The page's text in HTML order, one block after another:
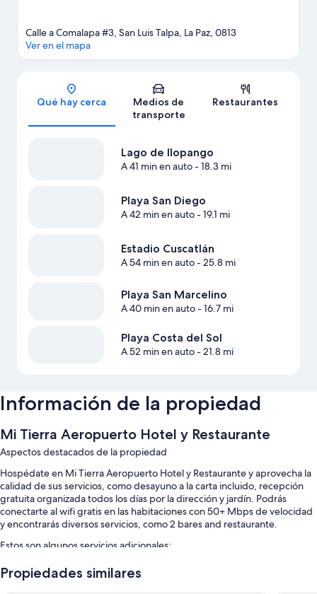
Sección del mapa
Calle a Comalapa #3, San Luis Talpa, La Paz, 0813
Ver en el mapa
Qué hay cerca
Medios de
transporte
Restaurantes
Lago de Ilopango
A 41 min en auto- 18.3 mi
Playa San Diego
A 42 min en auto- 19.1 mi
Estadio Cuscatlán
A 54 min en auto- 25.8 mi
Playa San Marcelino
A 40 min en auto- 16.7 mi
Playa Costa del Sol
A 52 min en auto- 21.8 mi
Información de la propiedad
Mi Tierra Aeropuerto Hotel y Restaurante
Aspectos destacados de la propiedad
Hospédate en Mi Tierra Aeropuerto Hotel y Restaurante y aprovecha la
calidad de sus servicios, como desayuno a la carta incluido, recepción
gratuita organizada todos los días por la dirección y jardín. Podrás
conectarte al wifi gratis en las habitaciones con 50+ Mbps de velocidad
y encontrarás diversos servicios, como 2 bares and restaurante.
Estos son algunos servicios adicionales:
Alberca al aire libre
Propiedades similares